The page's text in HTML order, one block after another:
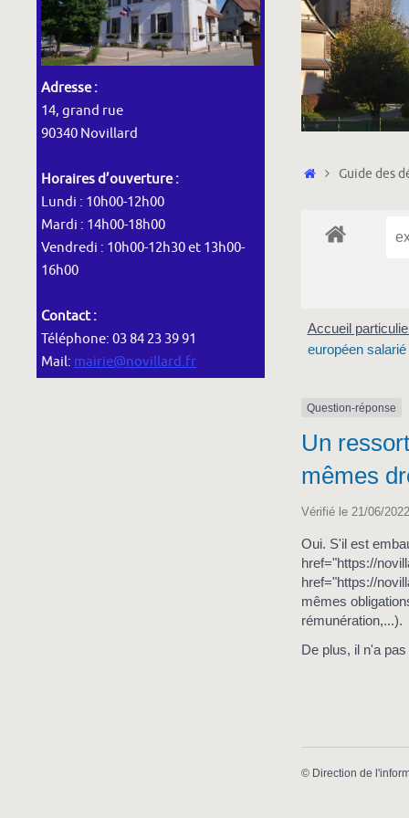
Accueil
Guide des
Accueil
européen
Question-réponse
Un
mêmes
Vérifié le 21/06/
Oui. S'il est
href="https://
href="https://
mêmes
rémunération,...).
De plus, il n'a
© Direction de
Adresse :
14, grand rue
90340 Novillard
Horaires d’ouverture :
Lundi : 10h00-12h00
Mardi : 14h00-18h00
Vendredi : 10h00-12h30 et 13h00-
16h00
Contact :
Téléphone: 03 84 23 39 91
Mail: mairie@novillard.fr